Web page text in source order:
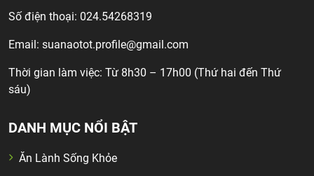
Số điện thoại: 024.54268319
Email: suanaotot.profile@gmail.com
Thời gian làm việc: Từ 8h30 – 17h00 (Thứ hai đến Thứ
sáu)
DANH MỤC NỔI BẬT
Ăn Lành Sống Khỏe